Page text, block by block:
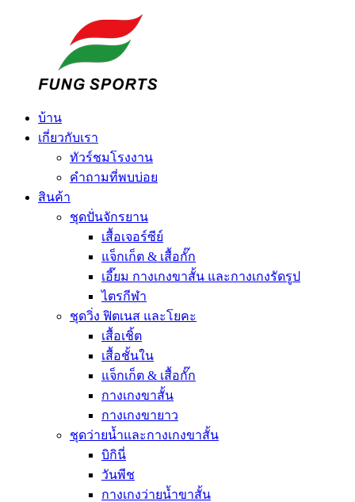
บ้าน
เกี่ยวกับเรา
ทัวร์ชมโรงงาน
คำถามที่พบบ่อย
สินค้า
ชุดปั่นจักรยาน
เสื้อเจอร์ซีย์
แจ็กเก็ต & เสื้อกั๊ก
เอี๊ยม กางเกงขาสั้น และกางเกงรัดรูป
ไตรกีฬา
ชุดวิ่ง ฟิตเนส และโยคะ
เสื้อเชิ้ต
เสื้อชั้นใน
แจ็กเก็ต & เสื้อกั๊ก
กางเกงขาสั้น
กางเกงขายาว
ชุดว่ายน้ำและกางเกงขาสั้น
บิกินี่
วันพีช
กางเกงว่ายน้ำขาสั้น